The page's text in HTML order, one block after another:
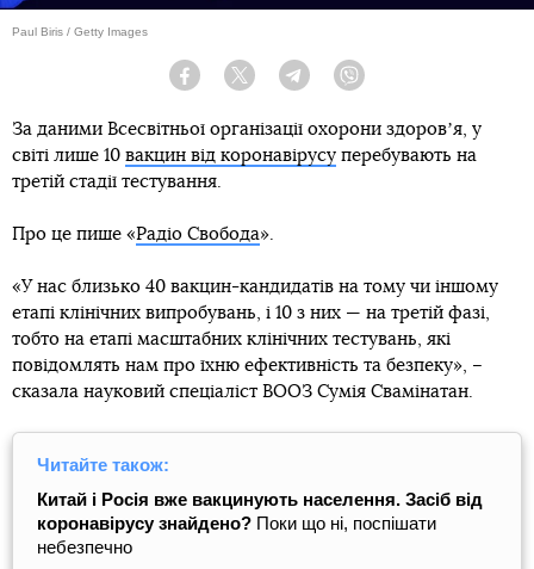
Paul Biris / Getty Images
Facebook Twitter Telegram
За даними Всесвітньої організації охорони здоровʼя, у
світі лише 10 вакцин від коронавірусу перебувають на
третій стадії тестування.
Про це пише «Радіо Свобода».
«У нас близько 40 вакцин-кандидатів на тому чи іншому
етапі клінічних випробувань, і 10 з них — на третій фазі,
тобто на етапі масштабних клінічних тестувань, які
повідомлять нам про їхню ефективність та безпеку», –
сказала науковий спеціаліст ВООЗ Сумія Свамінатан.
Читайте також:
Китай і Росія вже вакцинують населення. Засіб від
коронавірусу знайдено? Поки що ні, поспішати
небезпечно